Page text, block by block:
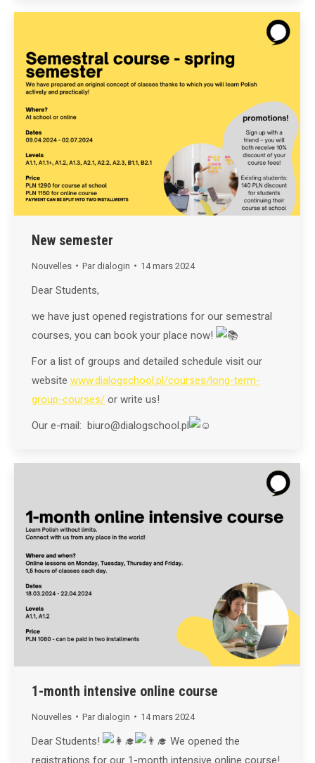
New semester
Nouvelles Par dialogin 14 mars 2024
Dear Students,
we have just opened registrations for our semestral
courses, you can book your place now!
For a list of groups and detailed schedule visit our
website www.dialogschool.pl/courses/long-term-
group-courses/ or write us!
Our e-mail: biuro@dialogschool.pl
1-month intensive online course
Nouvelles Par dialogin 14 mars 2024
Dear Students!
We opened the
registrations for our 1-month intensive online course!